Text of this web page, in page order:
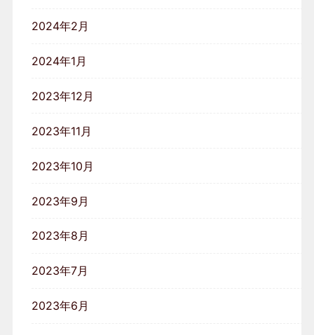
2024年2月
2024年1月
2023年12月
2023年11月
2023年10月
2023年9月
2023年8月
2023年7月
2023年6月